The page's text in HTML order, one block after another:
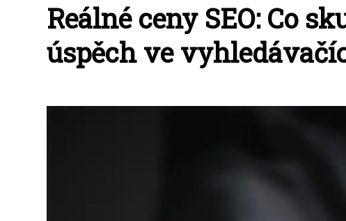
Reálné ceny SEO: Co
úspěch ve